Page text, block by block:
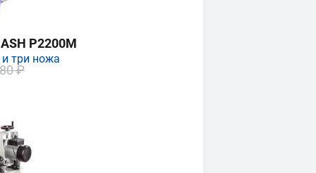
P2200M
три ножа
₽